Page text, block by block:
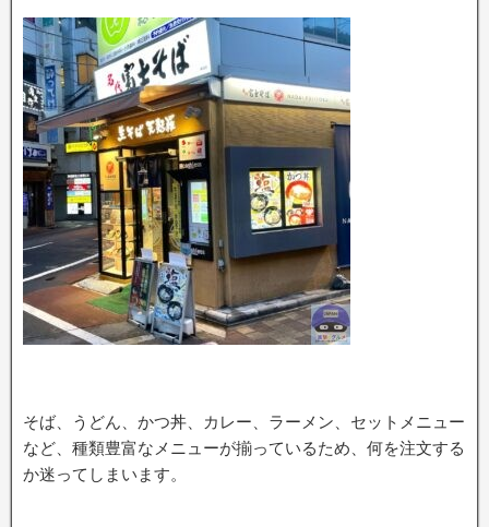
そば、うどん、かつ丼、カレー、ラーメン、セットメニュー
など、種類豊富なメニューが揃っているため、何を注文する
か迷ってしまいます。